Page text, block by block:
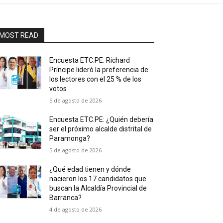
READ
Encuesta ETC.PE: Richard
Príncipe lideró la preferencia de
los lectores con el 25 % de los
votos
5 de agosto de 2026
Encuesta ETC.PE: ¿Quién debería
ser el próximo alcalde distrital de
Paramonga?
5 de agosto de 2026
¿Qué edad tienen y dónde
nacieron los 17 candidatos que
buscan la Alcaldía Provincial de
Barranca?
4 de agosto de 2026